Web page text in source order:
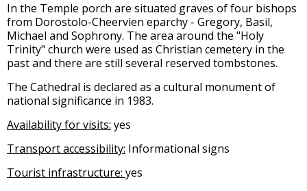
In the Temple porch are situated graves of four bishops
from Dorostolo-Cheervien eparchy - Gregory, Basil,
Michael and Sophrony. The area around the "Holy
Trinity" church were used as Christian cemetery in the
past and there are still several reserved tombstones.
The Cathedral is declared as a cultural monument of
national significance in 1983.
Availability for visits: yes
Transport accessibility: Informational signs
Tourist infrastructure: yes